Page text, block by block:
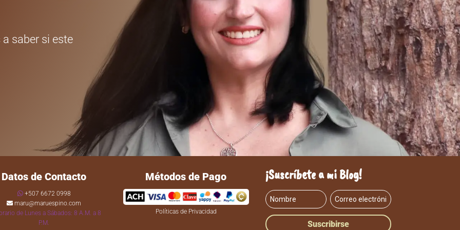
saber si este
Datos de Contacto
+507 6672 0998
maru@maruespino.com
de Lunes a Sábados: 8 A.M. a 8
P.M.
Métodos de Pago
Políticas de Privacidad
¡Suscríbete a mi Blog!
Suscribirse